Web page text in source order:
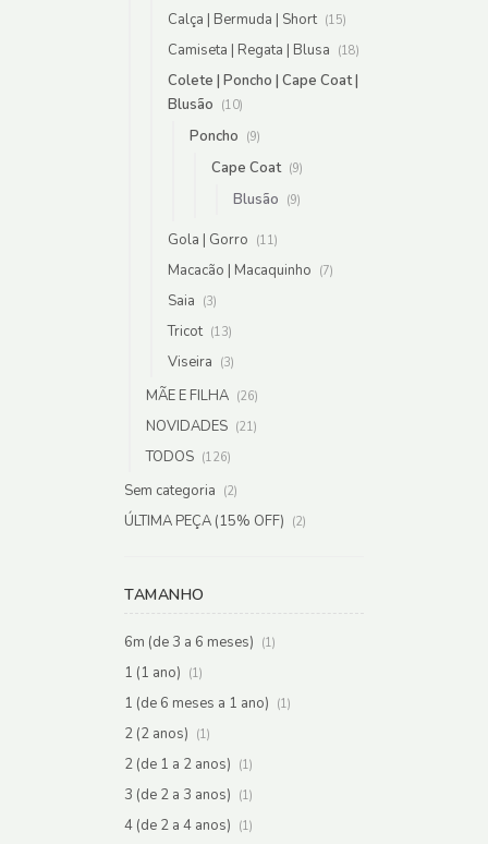
Calça | Bermuda | Short (15)
Camiseta | Regata | Blusa (18)
Colete | Poncho | Cape Coat |
Blusão (10)
Poncho (9)
Cape Coat (9)
Blusão (9)
Gola | Gorro (11)
Macacão | Macaquinho (7)
Saia (3)
Tricot (13)
Viseira (3)
MÃE E FILHA (26)
NOVIDADES (21)
TODOS (126)
Sem categoria (2)
ÚLTIMA PEÇA (15% OFF) (2)
TAMANHO
6m (de 3 a 6 meses) (1)
1 (1 ano) (1)
1 (de 6 meses a 1 ano) (1)
2 (2 anos) (1)
2 (de 1 a 2 anos) (1)
3 (de 2 a 3 anos) (1)
4 (de 2 a 4 anos) (1)